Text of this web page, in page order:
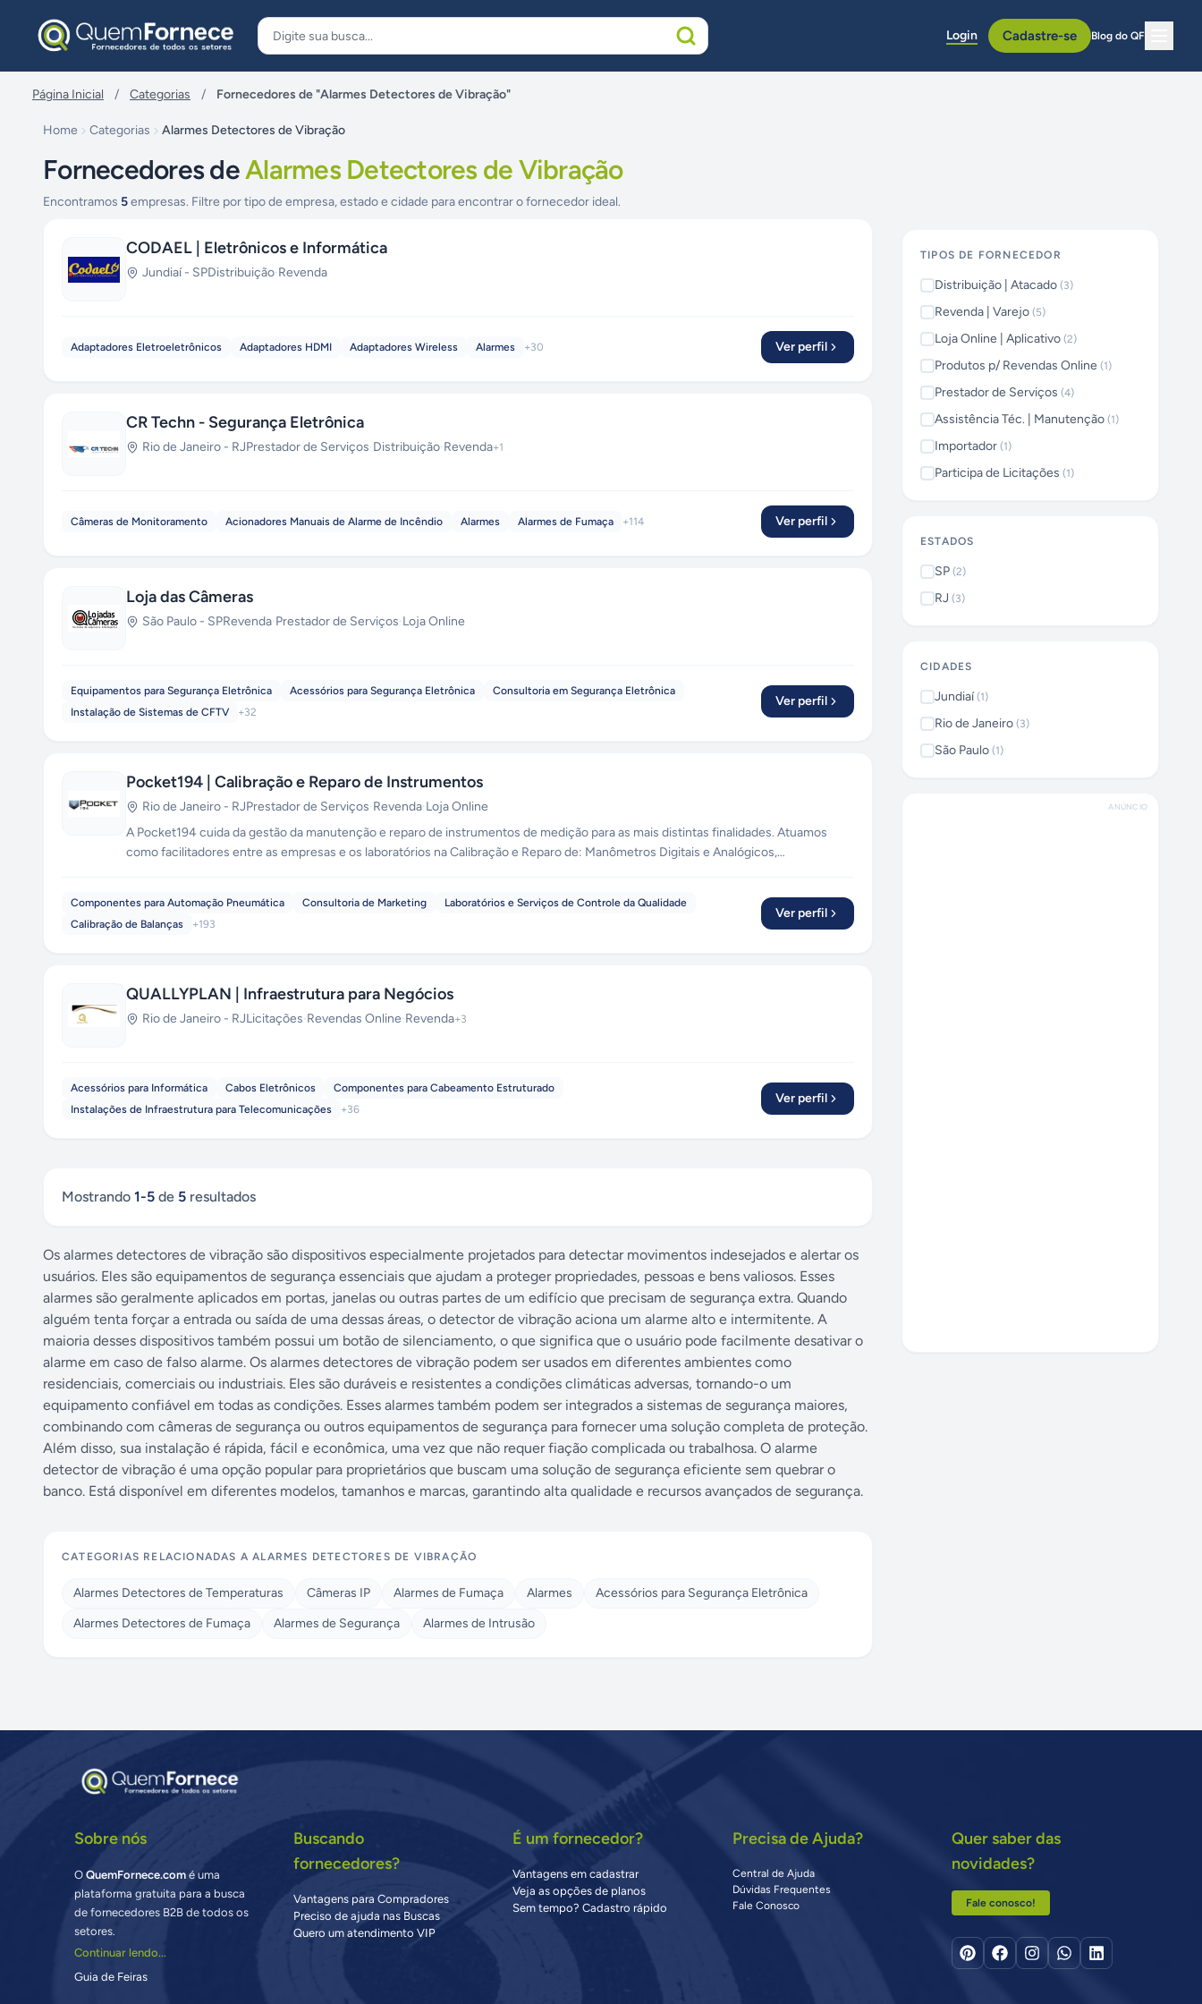
Login Cadastre-se Blog do QF
Página Inicial / Categorias / Fornecedores de "Alarmes Detectores de Vibração"
Home Categorias Alarmes Detectores de Vibração
Fornecedores deAlarmes Detectores de Vibração
Encontramos 5empresas. Filtre por tipo de empresa, estado e cidade para encontrar o fornecedor ideal.
CODAEL | Eletrônicos e Informática
Jundiaí- SPDistribuição·Revenda
Adaptadores Eletroeletrônicos Adaptadores HDMI Adaptadores Wireless Alarmes +30 Ver perfil
CR Techn - Segurança Eletrônica
Rio de Janeiro - RJPrestador de Serviços·Distribuição·Revenda+1
Câmeras de Monitoramento Acionadores Manuais de Alarme de Incêndio Alarmes Alarmes de Fumaça +114 Ver perfil
Loja das Câmeras
São Paulo - SPRevenda·Prestador de Serviços·Loja Online
Equipamentos para Segurança Eletrônica Acessórios para Segurança Eletrônica
Consultoria em Segurança Eletrônica
Instalação de Sistemas de CFTV
+32
Ver perfil
Pocket194 | Calibração e Reparo de Instrumentos
Rio de Janeiro - RJPrestador de Serviços·Revenda·Loja Online
A Pocket194 cuida da gestão da manutenção e reparo de instrumentos de medição para as mais distintas finalidades. Atuamos
como facilitadores entre as empresas e os laboratórios na Calibração e Reparo de: Manômetros Digitais e Analógicos,
Componentes para Automação Pneumática Consultoria de Marketing
Laboratórios e Serviços de Controle da Qualidade
Calibração de Balanças
+193
Ver perfil
QUALLYPLAN | Infraestrutura para Negócios
Rio de Janeiro - RJLicitações·Revendas Online·Revenda+3
Acessórios para Informática Cabos Eletrônicos
Componentes para Cabeamento Estruturado
Instalações de Infraestrutura para Telecomunicações
+36
Ver perfil
Mostrando 1-5 de 5 resultados
Os alarmes detectores de vibração são dispositivos especialmente projetados para detectar movimentos indesejados e alertar os
usuários. Eles são equipamentos de segurança essenciais que ajudam a proteger propriedades, pessoas e bens valiosos. Esses
alarmes são geralmente aplicados em portas, janelas ou outras partes de um edifício que precisam de segurança extra. Quando
alguém tenta forçar a entrada ou saída de uma dessas áreas, o detector de vibração aciona um alarme alto e intermitente. A
maioria desses dispositivos também possui um botão de silenciamento, o que significa que o usuário pode facilmente desativar o
alarme em caso de falso alarme. Os alarmes detectores de vibração podem ser usados em diferentes ambientes como
residenciais, comerciais ou industriais. Eles são duráveis e resistentes a condições climáticas adversas, tornando-o um
equipamento confiável em todas as condições. Esses alarmes também podem ser integrados a sistemas de segurança maiores,
combinando com câmeras de segurança ou outros equipamentos de segurança para fornecer uma solução completa de proteção.
Além disso, sua instalação é rápida, fácil e econômica, uma vez que não requer fiação complicada ou trabalhosa. O alarme
detector de vibração é uma opção popular para proprietários que buscam uma solução de segurança eficiente sem quebrar o
banco. Está disponível em diferentes modelos, tamanhos e marcas, garantindo alta qualidade e recursos avançados de segurança.
CATEGORIAS RELACIONADAS AALARMES DETECTORES DE VIBRAÇÃO
Alarmes Detectores de Temperaturas Câmeras IP Alarmes de Fumaça Alarmes
Acessórios para Segurança Eletrônica
Alarmes Detectores de Fumaça
Alarmes de Segurança Alarmes de Intrusão
TIPOS DE FORNECEDOR
Distribuição | Atacado (3)
Revenda | Varejo (5)
Loja Online | Aplicativo (2)
Produtos p/ Revendas Online (1)
Prestador de Serviços (4)
Assistência Téc. | Manutenção (1)
Importador (1)
Participa de Licitações (1)
ESTADOS
SP (2)
RJ (3)
CIDADES
Jundiaí (1)
Rio de Janeiro (3)
São Paulo (1)
ANÚNCIO
Sobre nós
OQuemFornece.com é uma
plataforma gratuita para a busca
de fornecedores B2B de todos os
setores.
Continuar lendo...
Guia de Feiras
Buscando
fornecedores?
Vantagens para Compradores
Preciso de ajuda nas Buscas
Quero um atendimento VIP
É um fornecedor?
Vantagens em cadastrar
Veja as opções de planos
Sem tempo? Cadastro rápido
Precisa de Ajuda?
Central de Ajuda
Dúvidas Frequentes
Fale Conosco
Quer saber das
novidades?
Fale conosco!